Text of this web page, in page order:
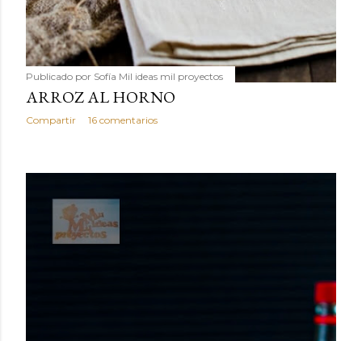
Publicado por Sofía Mil ideas mil proyectos
ARROZ AL HORNO
Compartir 16 comentarios